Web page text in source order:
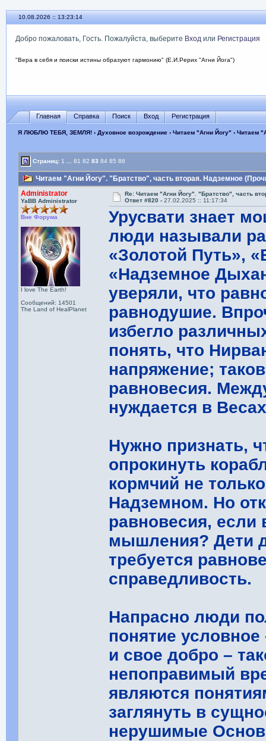
10.08.2026 :: 13:23:15
Добро пожаловать, Гость. Пожалуйста, выберите Входили Регистрация
"Вера в себя и поиски истины образуют гармонию" (Е.И.Рерих "Агни Йога")
Главная Справка Поиск Вход Регистрация
Я ЛЮБЛЮ ТЕБЯ, ЗЕМЛЯ!› Духовное возрождение› Читаем "Агни Йогу" › Читаем
Страниц: 1 81 82 83 84 85 86
Читаем "Агни Йогу". "Братство", часть вторая. Надземное
Administrator
YaBB Administrator
Вне Форума
I love The Earth!
Сообщений: 14501
The Land of HealPlanet
Re: Читаем "Агни Йогу". "Братство", часть
Ответ #820 -27.02.2025 :: 11:17:34
Урусвати знает
люди называли
«Золотой Путь»,
«Надземное
уверяли, что
равнодушие.
избегло
понять, что
напряжение;
равновесия.
нуждается в
Нужно признать,
опрокинуть
кормчий не
Надземном. Но
равновесия, если
мышления? Дети
требуется
справедливость.
Напрасно люди
понятие
и свое добро –
непоправимый
являются
заглянуть в
нерушимые